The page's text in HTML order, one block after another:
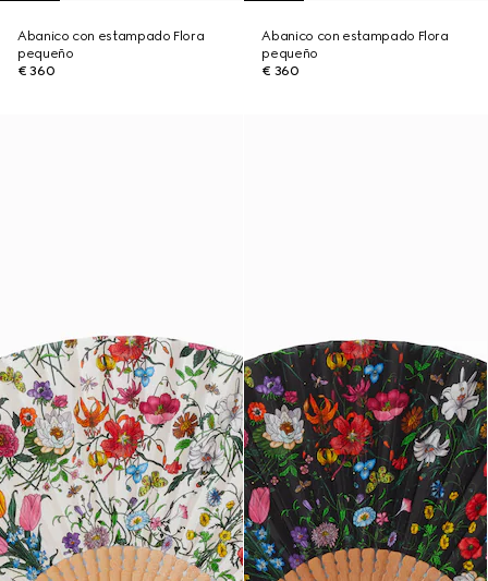
Abanico con estampado Flora
pequeño
€ 360
Abanico con estampado Flora
pequeño
€ 360